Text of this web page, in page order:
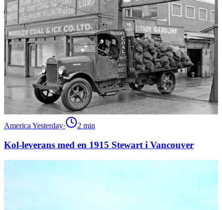
America Yesterday· 2 min
Kol-leverans med en 1915 Stewart i Vancouver